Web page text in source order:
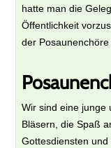
hatte man die
Öffentlichkeit
der Posaunenchöre
Wir sind eine junge
Bläsern, die Spaß
Gottesdiensten